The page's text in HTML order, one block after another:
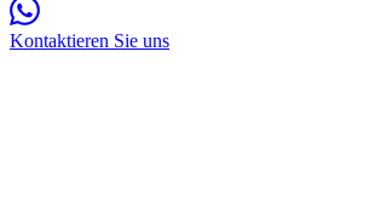
Kontaktieren Sie uns